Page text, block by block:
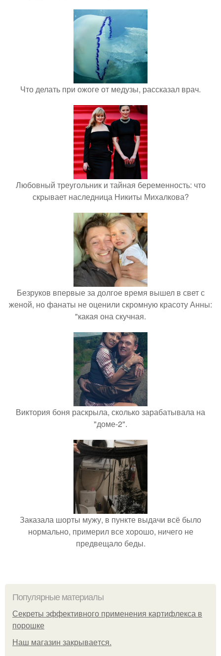
Что делать при ожоге от медузы, рассказал врач.
Любовный треугольник и тайная беременность: что
скрывает наследница Никиты Михалкова?
Безруков впервые за долгое время вышел в свет с
женой, но фанаты не оценили скромную красоту Анны:
"какая она скучная.
Виктория боня раскрыла, сколько зарабатывала на
"доме-2".
Заказала шорты мужу, в пункте выдачи всё было
нормально, примерил все хорошо, ничего не
предвещало беды.
Популярные материалы
Секреты эффективного применения картифлекса в
порошке
Нaш магaзин зaкрывaeтся.